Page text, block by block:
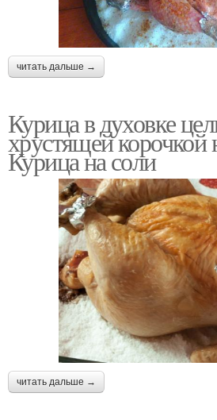
читать дальше →
Курица в духовке
хрустящей корочкой
Курица на соли
читать дальше →